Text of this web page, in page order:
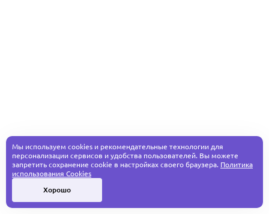
Мы используем cookies и рекомендательные технологии для
персонализации сервисов и удобства пользователей. Вы можете
запретить сохранение cookie в настройках своего браузера. Политика
использования Cookies
Хорошо